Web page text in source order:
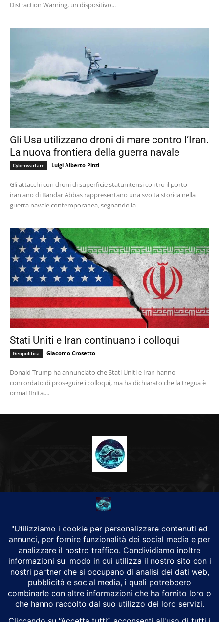
Distraction Warning, un dispositivo...
Gli Usa utilizzano droni di mare contro l’Iran.
La nuova frontiera della guerra navale
Cyberwarfare Luigi Alberto Pinzi
Gli attacchi con droni di superficie statunitensi contro il porto
iraniano di Bandar Abbas rappresentano una svolta storica nella
guerra navale contemporanea, segnando la...
Stati Uniti e Iran continuano i colloqui
Geopolitica Giacomo Crosetto
Donald Trump ha annunciato che Stati Uniti e Iran hanno
concordato di proseguire i colloqui, ma ha dichiarato che la tregua è
ormai finita,...
CHI SIAMO
Alground Geopolitica e Cyberwarfare.
Da una idea di Brunilde Trizio
Alground fa parte del Gruppo Trizio
SEGUICI